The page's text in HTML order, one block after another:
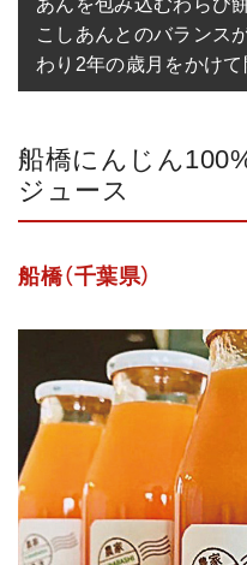
あんを包み込むわらび
こしあんとのバランス
わり2年の歳月をかけて
船橋にんじん
ジュース
船橋（千葉県）